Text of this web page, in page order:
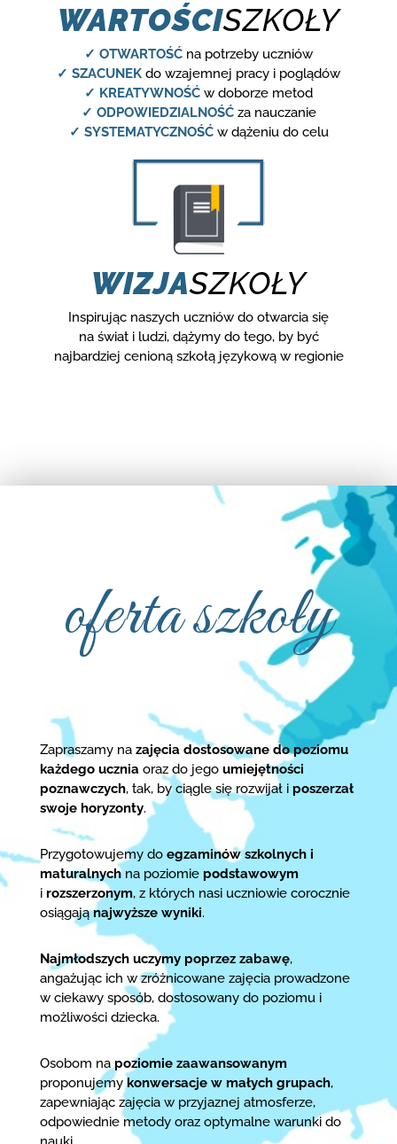
WARTOŚCISZKOŁY
✓ OTWARTOŚĆ na potrzeby uczniów
✓ SZACUNEK do wzajemnej pracy i poglądów
✓ KREATYWNOŚĆ w doborze metod
✓ ODPOWIEDZIALNOŚĆza nauczanie
✓ SYSTEMATYCZNOŚĆw dążeniu do celu
WIZJASZKOŁY
Inspirując naszych uczniów do otwarcia się
na świat i ludzi, dążymy do tego, by być
najbardziej cenioną szkołą językową w regionie
oferta szkoły
Zapraszamy nazajęcia dostosowane do poziomu
każdego ucznia oraz do jego umiejętności
poznawczych, tak, by ciągle się rozwijał i poszerzał
swoje horyzonty.
Przygotowujemy do egzaminów szkolnych i
maturalnychna poziomie podstawowym
i rozszerzonym, z których nasi uczniowie corocznie
osiągająnajwyższe wyniki.
Najmłodszych uczymy poprzez zabawę,
angażując ich w zróżnicowane zajęcia prowadzone
w ciekawy sposób, dostosowany do poziomu i
możliwości dziecka.
Osobom na poziomie zaawansowanym
proponujemykonwersacje w małych grupach,
zapewniając zajęcia w przyjaznej atmosferze,
odpowiednie metody oraz optymalne warunki do